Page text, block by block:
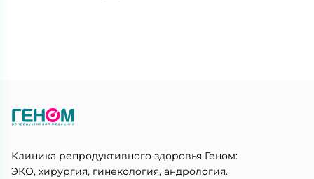
Клиника репродуктивного здоровья Геном:
ЭКО, хирургия, гинекология, андрология.